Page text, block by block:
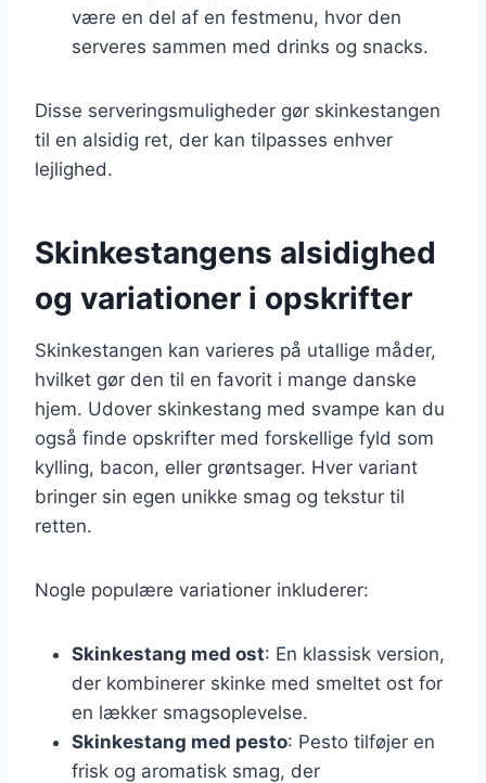
være en del af en festmenu, hvor den
serveres sammen med drinks og snacks.
Disse serveringsmuligheder gør skinkestangen
til en alsidig ret, der kan tilpasses enhver
lejlighed.
Skinkestangens alsidighed
og variationer i opskrifter
Skinkestangen kan varieres på utallige måder,
hvilket gør den til en favorit i mange danske
hjem. Udover skinkestang med svampe kan du
også finde opskrifter med forskellige fyld som
kylling, bacon, eller grøntsager. Hver variant
bringer sin egen unikke smag og tekstur til
retten.
Nogle populære variationer inkluderer:
Skinkestang med ost: En klassisk version,
der kombinerer skinke med smeltet ost for
en lækker smagsoplevelse.
Skinkestang med pesto: Pesto tilføjer en
frisk og aromatisk smag, der